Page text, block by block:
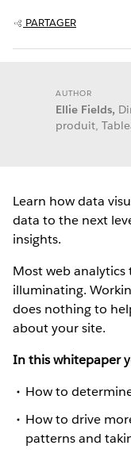
PARTAGER
AUTHOR
Ellie Fields,
produit,
Learn how data
data to the next
insights.
Most web
illuminating.
does nothing to
about your site.
In this whitepaper
How to
How to drive
patterns and